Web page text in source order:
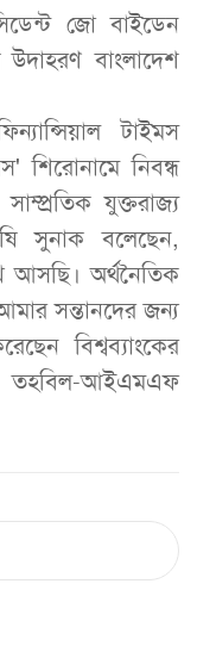
জো বাইডেন
বাংলাদেশ
টাইমস
শিরোনামে নিবন্ধ
সাম্প্রতিক যুক্তরাজ্য
সুনাক বলেছেন,
অর্থনৈতিক
সন্তানদের জন্য
বিশ্বব্যাংকের
তহবিল-আইএমএফ